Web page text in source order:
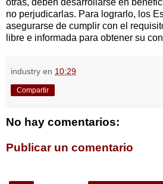
no perjudicarlas. Para lograrlo, los
asegurarse de cumplir con el
libre e informada para obtener su
industry en 10:29
Compartir
No hay comentarios:
Publicar un comentario